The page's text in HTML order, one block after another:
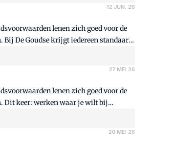
12 JUN. 26
lenen zich goed voor de
De Goudse krijgt iedereen standaard
27 MEI 26
lenen zich goed voor de
Dit keer: werken waar je wilt bij
20 MEI 26